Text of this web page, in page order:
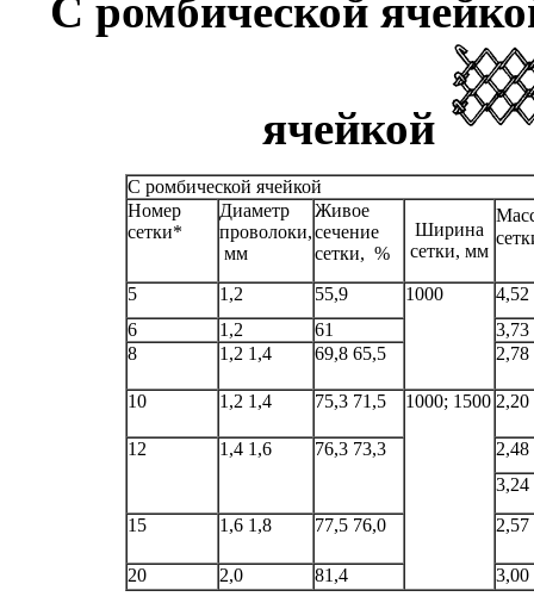
С ромбической
ячейкой
С ромбической ячейкой
Номер
сетки*
Диаметр
проволоки,
мм
Живое
сечение
сетки, %
Ширина
сетки, мм
5 1,2 55,9 1000
4,52
6
1,2 61
3,73
8
1,2 1,4 69,865,5 2,78
10 1,2 1,4 75,371,5 1000; 1500 2,20
12 1,41,6 76,373,3
2,48
3,24
15
1,61,8 77,576,0 2,57
20 2,0 81,4 3,00